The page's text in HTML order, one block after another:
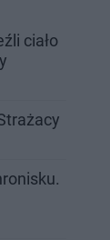
ciało